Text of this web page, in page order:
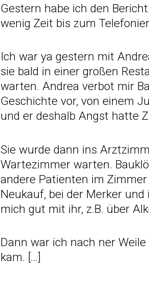
Gestern habe ich den
wenig Zeit bis zum
Ich war ya gestern mit
sie bald in einer großen
warten. Andrea verbot mir
Geschichte vor, von einem
und er deshalb Angst hatte
Sie wurde dann ins
Wartezimmer warten.
andere Patienten im
Neukauf, bei der Merker
mich gut mit ihr, z.B. über
Dann war ich nach ner
kam. […]